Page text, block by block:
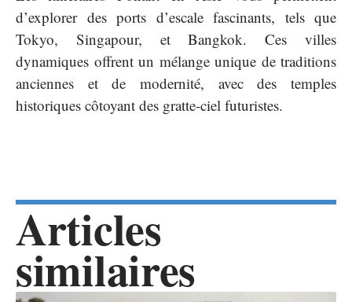
d’explorer des ports d’escale fascinants, tels que
Tokyo, Singapour, et Bangkok. Ces villes
dynamiques offrent un mélange unique de traditions
anciennes et de modernité, avec des temples
historiques côtoyant des gratte-ciel futuristes.
Articles
similaires